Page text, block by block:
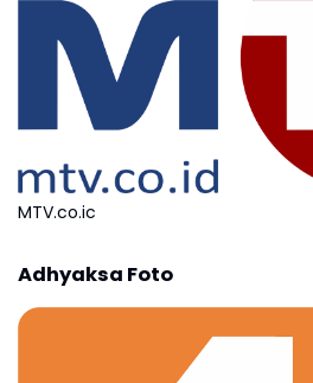
MTV.co.ic
Adhyaksa Foto